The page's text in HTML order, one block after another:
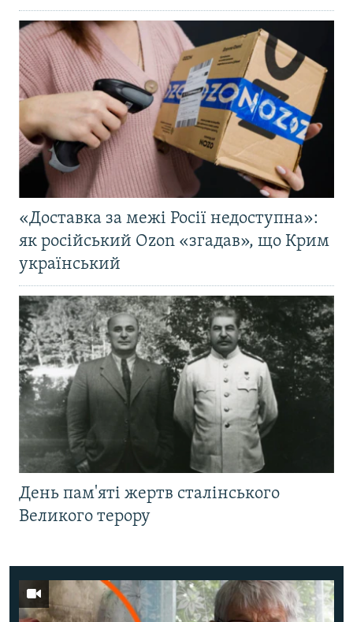
«Доставка за межі Росії недоступна»:
як російський Ozon «згадав», що Крим
український
День пам'яті жертв сталінського
Великого терору